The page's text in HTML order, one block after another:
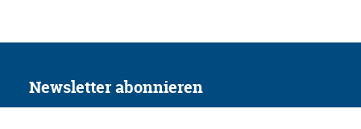
Newsletter abonnieren